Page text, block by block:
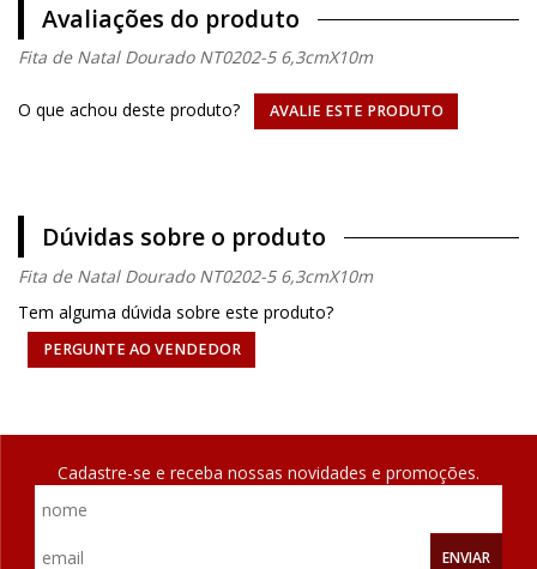
Avaliações do produto
Fita de Natal Dourado NT0202-5 6,3cmX10m
O que achou deste produto? AVALIE ESTE PRODUTO
Dúvidas sobre o produto
Fita de Natal Dourado NT0202-5 6,3cmX10m
Tem alguma dúvida sobre este produto?
PERGUNTE AO VENDEDOR
Cadastre-se e receba nossas novidades e promoções.
ENVIAR